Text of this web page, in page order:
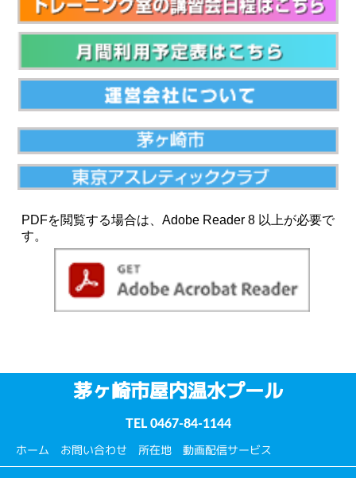
PDFを閲覧する場合は、Adobe Reader 8 以上が必要で
す。
茅ヶ崎市屋内温水プール
TEL0467-84-1144
ホーム お問い合わせ 所在地 動画配信サービス